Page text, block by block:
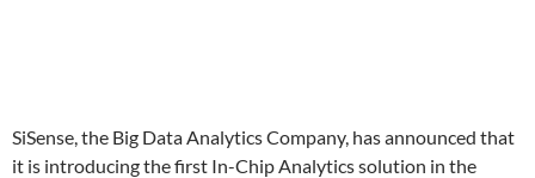
SiSense, the Big Data Analytics Company, has announced that
it is introducing the first In-Chip Analytics solution in the